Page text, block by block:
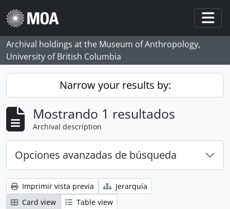
Skip to main content
Archival holdings at the Museum of Anthropology,
University of British Columbia
Narrow your results by:
Mostrando 1 resultados
Archival description
Opciones avanzadas de búsqueda
Imprimir vista previa
Jerarquía
Card view
Table view